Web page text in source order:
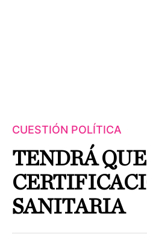
CUESTIÓN POLÍTICA
TENDRÁ
SANITARIA